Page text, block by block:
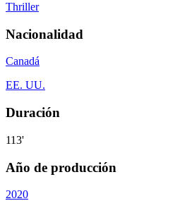
Thriller
Nacionalidad
Canadá
EE. UU.
Duración
113'
Año de producción
2020